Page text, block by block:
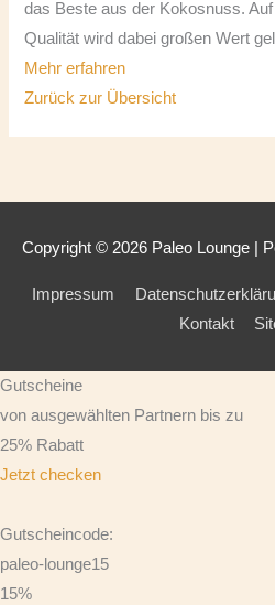
das Beste aus der Kokosnuss.
Qualität wird dabei großen Wert
Mehr erfahren
Zurück zur Übersicht
Copyright © 2026 Paleo Lounge |
Impressum
Kontakt
Gutscheine
von ausgewählten Partnern bis zu
25% Rabatt
Jetzt checken
Gutscheincode:
paleo-lounge15
15%